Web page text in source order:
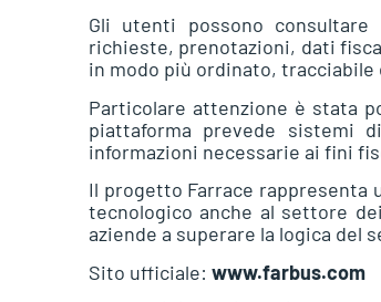
Gli utenti possono consultare
richieste, prenotazioni, dati
in modo più ordinato, tracciabile
Particolare attenzione è stata
piattaforma prevede sistemi
informazioni necessarie ai fini
Il progetto Farrace rappresenta
tecnologico anche al settore
aziende a superare la logica
Sito ufficiale: www.farbus.com